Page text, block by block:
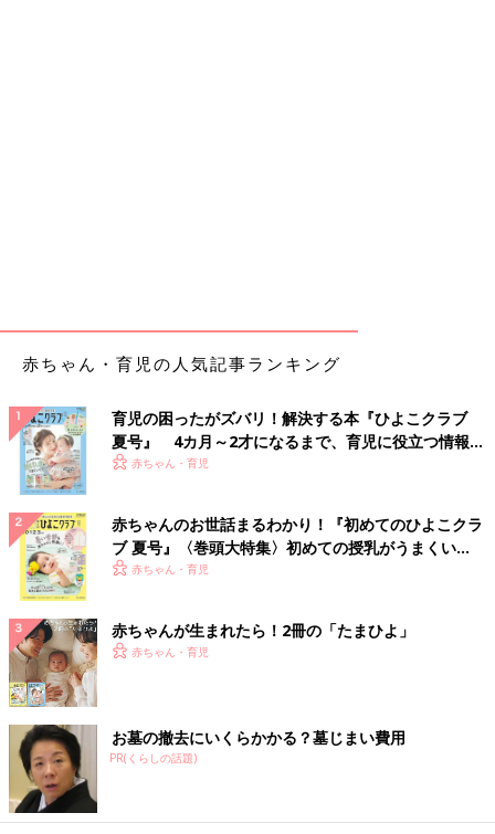
赤ちゃん・育児の人気記事ランキング
育児の困ったがズバリ！解決する本『ひよこクラブ
夏号』 4カ月～2才になるまで、育児に役立つ情報が
いっぱい！
赤ちゃん・育児
赤ちゃんのお世話まるわかり！『初めてのひよこクラ
ブ 夏号』〈巻頭大特集〉初めての授乳がうまくい
く！ おっぱい・ミルクの基本と夏のトラブル 解決テ
赤ちゃん・育児
赤ちゃんが生まれたら！2冊の「たまひよ」
赤ちゃん・育児
お墓の撤去にいくらかかる？墓じまい費用
PR(くらしの話題)